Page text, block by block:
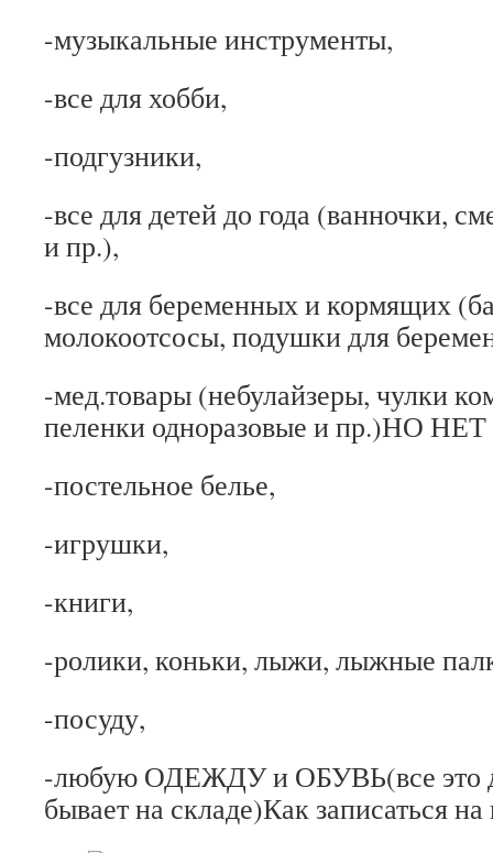
-музыкальные инструменты,
-все для хобби,
-подгузники,
-все для детей до года (ванночки,
и пр.),
-все для беременных и кормящих
молокоотсосы, подушки для
-мед.товары (небулайзеры, чулки
пеленки одноразовые и пр.)НО
-постельное белье,
-игрушки,
-книги,
-ролики, коньки, лыжи, лыжные
-посуду,
-любую ОДЕЖДУ и ОБУВЬ(все это
бывает на складе)Как записаться